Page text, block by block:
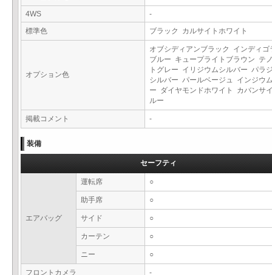
4WS
-
標準色
ブラック カルサイトホワイト
オプション色
オブシディアンブラック インディゴ
ブルー キュープライトブラウン テ
トグレー イリジウムシルバー パラ
シルバー パールベージュ インジウ
ー ダイヤモンドホワイト カバンサ
ルー
掲載コメント -
装備
セーフティ
エアバッグ
運転席 ○
助手席 ○
サイド ○
カーテン ○
ニー ○
フロントカメラ -